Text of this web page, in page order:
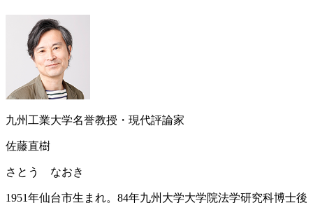
九州工業大学名誉教授・現代評論家
佐藤直樹
さとう なおき
1951年仙台市生まれ。84年九州大学大学院法学研究科博士後